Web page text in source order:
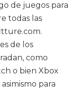
de juegos para
todas las
de los
como
o bien Xbox
para